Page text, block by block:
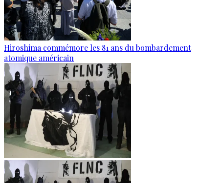
Hiroshima commémore les 81 ans du bombardement
atomique américain